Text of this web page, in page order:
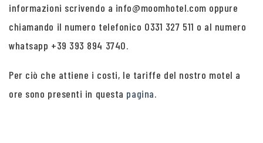
informazioni scrivendo a info@moomhotel.com oppure
chiamando il numero telefonico 0331 327 511 o al numero
whatsapp +39 393 894 3740.
Per ciò che attiene i costi, le tariffe del nostro motel a
ore sono presenti in questa pagina.